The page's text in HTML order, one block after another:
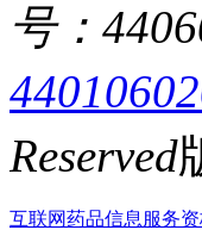
号：
Reserved
互联网药品信息服务